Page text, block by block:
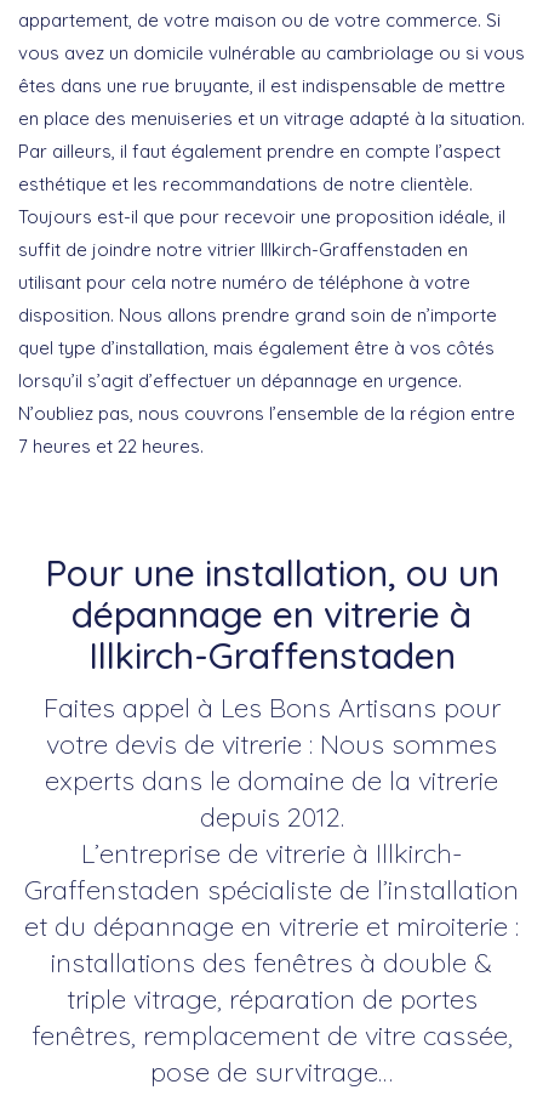
appartement, de votre maison ou de votre commerce. Si
vous avez un domicile vulnérable au cambriolage ou si vous
êtes dans une rue bruyante, il est indispensable de mettre
en place des menuiseries et un vitrage adapté à la situation.
Par ailleurs, il faut également prendre en compte l’aspect
esthétique et les recommandations de notre clientèle.
Toujours est-il que pour recevoir une proposition idéale, il
suffit de joindre notre vitrier Illkirch-Graffenstaden en
utilisant pour cela notre numéro de téléphone à votre
disposition. Nous allons prendre grand soin de n’importe
quel type d’installation, mais également être à vos côtés
lorsqu’il s’agit d’effectuer un dépannage en urgence.
N’oubliez pas, nous couvrons l’ensemble de la région entre
7 heures et 22 heures.
Pour une installation, ou un
dépannage en vitrerie à
Illkirch-Graffenstaden
Faites appel à Les Bons Artisans pour
votre devis de vitrerie : Nous sommes
experts dans le domaine de la vitrerie
depuis 2012.
L’entreprise de vitrerie à Illkirch-
Graffenstaden spécialiste de l’installation
et du dépannage en vitrerie et miroiterie :
installations des fenêtres à double &
triple vitrage, réparation de portes
fenêtres, remplacement de vitre cassée,
pose de survitrage…